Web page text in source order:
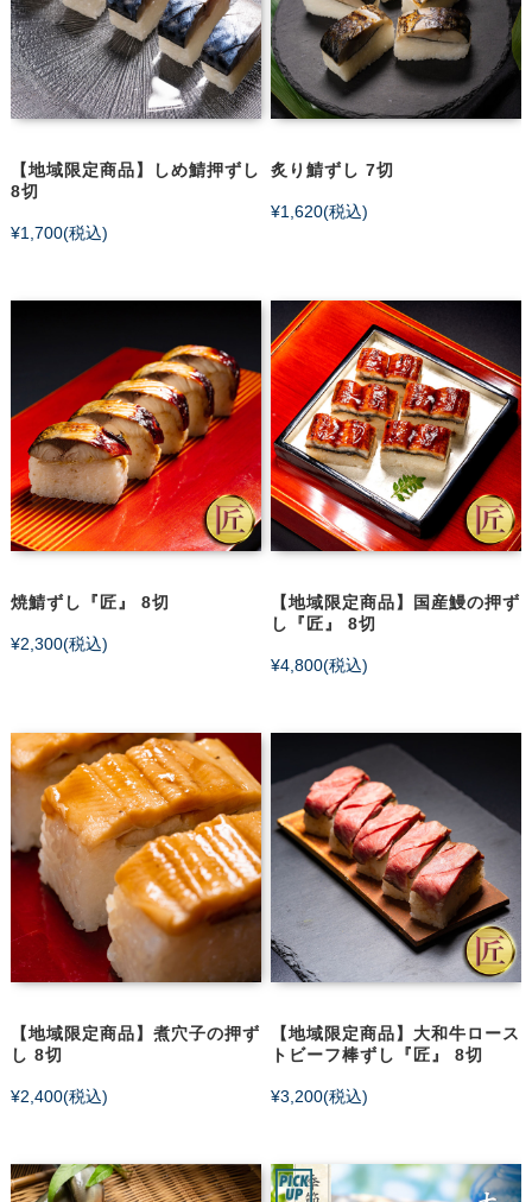
【地域限定商品】しめ鯖押ずし
8切
¥1,700(税込)
炙り鯖ずし 7切
¥1,620(税込)
焼鯖ずし『匠』 8切
¥2,300(税込)
【地域限定商品】国産鰻の押ず
し『匠』 8切
¥4,800(税込)
【地域限定商品】煮穴子の押ず
し 8切
¥2,400(税込)
【地域限定商品】大和牛ロース
トビーフ棒ずし『匠』 8切
¥3,200(税込)